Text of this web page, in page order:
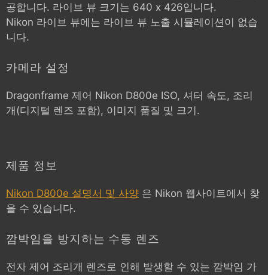
공합니다. 라이브 뷰 크기는 640 x 426입니다.
Nikon 라이브 뷰에는 라이브 뷰 노출 시뮬레이션이 없습
니다.
카메라 설정
Dragonframe 제어 Nikon D800e ISO, 셔터 속도, 조리
개(디지털 렌즈 포함), 이미지 품질 및 크기.
제품 정보
Nikon D800e 설명서 및 사양 은 Nikon 웹사이트에서 찾
을 수 있습니다.
깜박임을 방지하는 수동 렌즈
전자 제어 조리개 렌즈로 인해 발생할 수 있는 깜박임 가